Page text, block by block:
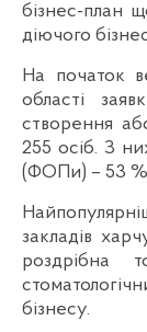
бізнес-план
діючого
На початок
області
створення
255 осіб. З
(ФОПи) – 53
закладів
роздрібна
бізнесу.